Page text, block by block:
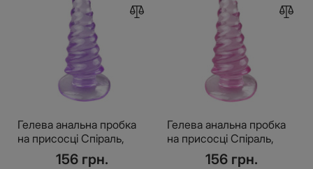
Гелева анальна пробка
на присосці Спіраль,
Бузкова156 грн.
Гелева анальна пробка
на присосці Спіраль,
Рожева156 грн.